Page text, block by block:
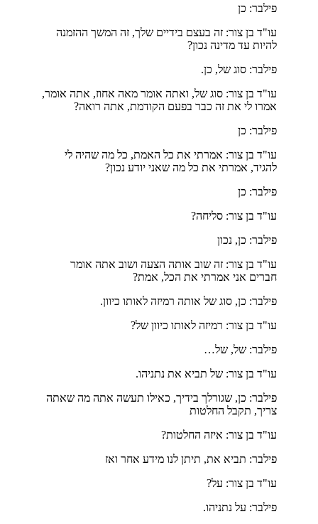
פילבר: כן
עו"ד בן צור: זה בעצם בידיים שלך, זה המשך ההזמנה
להיות עד מדינה נכון?
פילבר: סוג של, כן.
עו"ד בן צור: סוג של, ואתה אומר מאה אחוז, אתה אומר,
אמרו לי את זה כבר בפעם הקודמת, אתה רואה?
פילבר: כן
עו"ד בן צור: אמרתי את כל האמת, כל מה שהיה לי
להגיד, אמרתי את כל מה שאני יודע נכון?
פילבר: כן
עו"ד בן צור: סליחה?
פילבר: כן, נכון
עו"ד בן צור: זה שוב אותה הצעה ושוב אתה אומר
חברים אני אמרתי את הכל, אמת?
פילבר: כן, סוג של אותה רמיזה לאותו כיוון.
עו"ד בן צור: רמיזה לאותו כיוון של?
פילבר: של, של…
עו"ד בן צור: של תביא את נתניהו.
פילבר: כן, שגורלך בידיך, כאילו תעשה אתה מה שאתה
צריך, תקבל החלטות
עו"ד בן צור: איזה החלטות?
פילבר: תביא את, תיתן לנו מידע אחר ואז
עו"ד בן צור: על?
פילבר: על נתניהו.